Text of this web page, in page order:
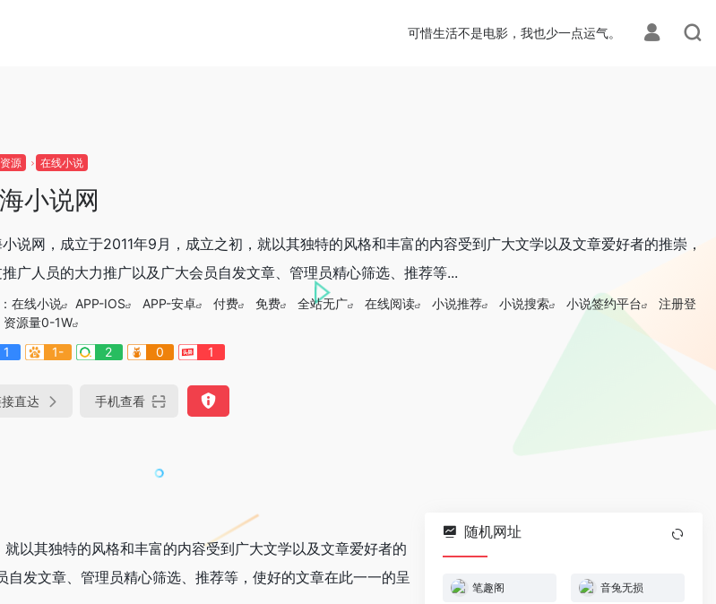
可惜生活不是电影，我也少一点运气。
源 在线小说
小说网
说网，成立于2011年9月，成立之初，就以其独特的风格和丰富的内容受到广大文学以及文章爱好者的推崇，
广人员的大力推广以及广大会员自发文章、管理员精心筛选、推荐等...
在线小说 APP-IOS APP-安卓 付费 免费 全站无广 在线阅读 小说推荐 小说搜索 小说签约平台
注册登
资源量0-1W
1
1- 2 0 1
直达 手机查看
以其独特的风格和丰富的内容受到广大文学以及文章爱好者的
发文章、管理员精心筛选、推荐等，使好的文章在此一一的呈
随机网址
笔趣阁 音兔无损